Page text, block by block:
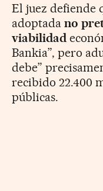
El juez defiende
adoptada no
viabilidad
Bankia”, pero
debe”
recibido 22.400
públicas.